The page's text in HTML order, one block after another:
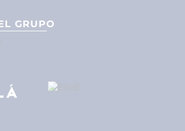
GRUPO